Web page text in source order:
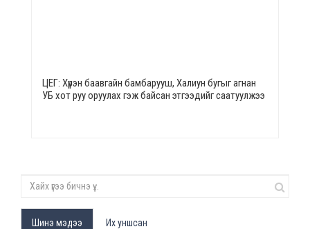
ЦЕГ: Хүрэн баавгайн бамбарууш, Халиун бугыг агнан
УБ хот руу оруулах гэж байсан этгээдийг саатуулжээ
Шинэ мэдээ Их уншсан